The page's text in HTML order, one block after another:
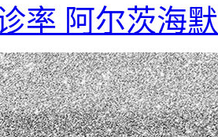
率 阿尔茨海